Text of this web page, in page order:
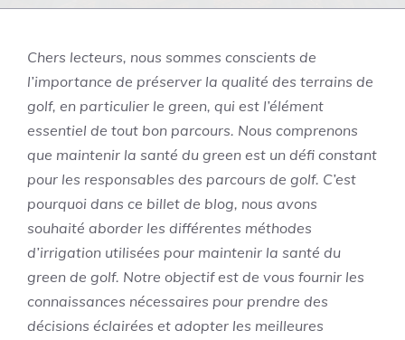
Chers lecteurs, nous sommes conscients de
l’importance de préserver la qualité des terrains de
golf, en particulier le green, qui est l’élément
essentiel de tout bon parcours. Nous comprenons
que maintenir la santé du green est un défi constant
pour les responsables des parcours de golf. C’est
pourquoi dans ce billet de blog, nous avons
souhaité aborder les différentes méthodes
d’irrigation utilisées pour maintenir la santé du
green de golf. Notre objectif est de vous fournir les
connaissances nécessaires pour prendre des
décisions éclairées et adopter les meilleures